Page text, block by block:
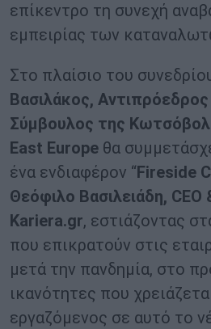
επίκεντρο τη συνεχή
εμπειρίας των
Στο πλαίσιο του
Βασιλάκος,
Σύμβουλος της
East Europe θα
ένα ενδιαφέρον “Fireside
Θεόφιλο Βασιλειάδη, CEO
Kariera.gr, εστιάζοντας
που επικρατούν στις
μετά την πανδημία, στο
ικανότητες που
εργαζόμενος σε αυτό το